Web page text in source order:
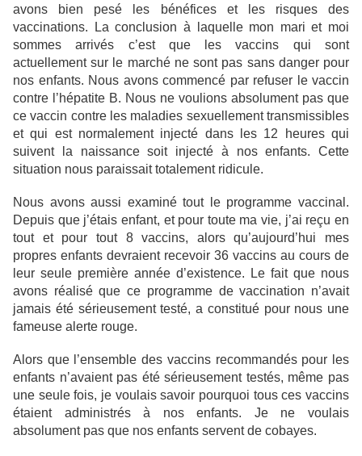
avons bien pesé les bénéfices et les risques des
vaccinations. La conclusion à laquelle mon mari et moi
sommes arrivés c’est que les vaccins qui sont
actuellement sur le marché ne sont pas sans danger pour
nos enfants. Nous avons commencé par refuser le vaccin
contre l’hépatite B. Nous ne voulions absolument pas que
ce vaccin contre les maladies sexuellement transmissibles
et qui est normalement injecté dans les 12 heures qui
suivent la naissance soit injecté à nos enfants. Cette
situation nous paraissait totalement ridicule.
Nous avons aussi examiné tout le programme vaccinal.
Depuis que j’étais enfant, et pour toute ma vie, j’ai reçu en
tout et pour tout 8 vaccins, alors qu’aujourd’hui mes
propres enfants devraient recevoir 36 vaccins au cours de
leur seule première année d’existence. Le fait que nous
avons réalisé que ce programme de vaccination n’avait
jamais été sérieusement testé, a constitué pour nous une
fameuse alerte rouge.
Alors que l’ensemble des vaccins recommandés pour les
enfants n’avaient pas été sérieusement testés, même pas
une seule fois, je voulais savoir pourquoi tous ces vaccins
étaient administrés à nos enfants. Je ne voulais
absolument pas que nos enfants servent de cobayes.